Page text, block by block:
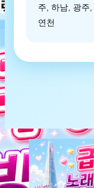
주, 하남, 광주
연천